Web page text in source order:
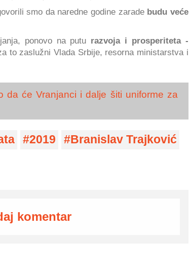
smo da naredne godine zarade budu veće
ponovo na putu razvoja i prosperiteta -
to zaslužni Vlada Srbije, resorna ministarstva i
da će Vranjanci i dalje šiti uniforme za
2019
Branislav Trajković
komentar